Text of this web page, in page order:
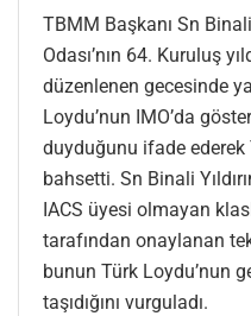
TBMM Başkanı Sn
Odası’nın 64. Kuruluş
düzenlenen gecesinde
Loydu’nun IMO’da
duyduğunu ifade ederek
bahsetti. Sn Binali
IACS üyesi olmayan
tarafından onaylanan
bunun Türk Loydu’nun
taşıdığını vurguladı.